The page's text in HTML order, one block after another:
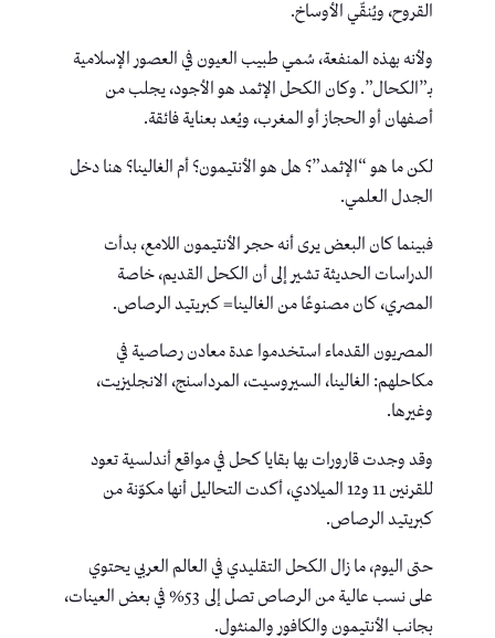
القروح، ويُنقّي الأوساخ.
ولأنه بهذه المنفعة، سُمي طبيب العيون في العصور الإسلامية
بـ”الكحال”. وكان الكحل الإثمد هو الأجود، يجلب من
أصفهان أو الحجاز أو المغرب، ويُعد بعناية فائقة.
لكن ما هو “الإثمد”؟ هل هو الأنتيمون؟ أم الغالينا؟ هنا دخل
الجدل العلمي.
فبينما كان البعض يرى أنه حجر الأنتيمون اللامع، بدأت
الدراسات الحديثة تشير إلى أن الكحل القديم، خاصة
المصري، كان مصنوعًا من الغالينا= كبريتيد الرصاص.
المصريون القدماء استخدموا عدة معادن رصاصية في
مكاحلهم: الغالينا، السيروسيت، المرداسنج، الانجليزيت،
وغيرها.
وقد وجدت قارورات بها بقايا كحل في مواقع أندلسية تعود
للقرنين 11 و12 الميلادي، أكدت التحاليل أنها مكوّنة من
كبريتيد الرصاص.
حتى اليوم، ما زال الكحل التقليدي في العالم العربي يحتوي
على نسب عالية من الرصاص تصل إلى 53% في بعض العينات،
بجانب الأنتيمون والكافور والمنثول.